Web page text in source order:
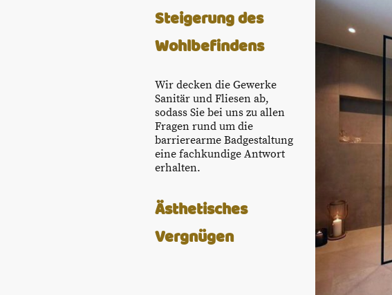
Steigerung des
Wohlbefindens
Wir decken die Gewerke
Sanitär und Fliesen ab,
sodass Sie bei uns zu allen
Fragen rund um die
barrierearme Badgestaltung
eine fachkundige Antwort
erhalten.
Ästhetisches
Vergnügen